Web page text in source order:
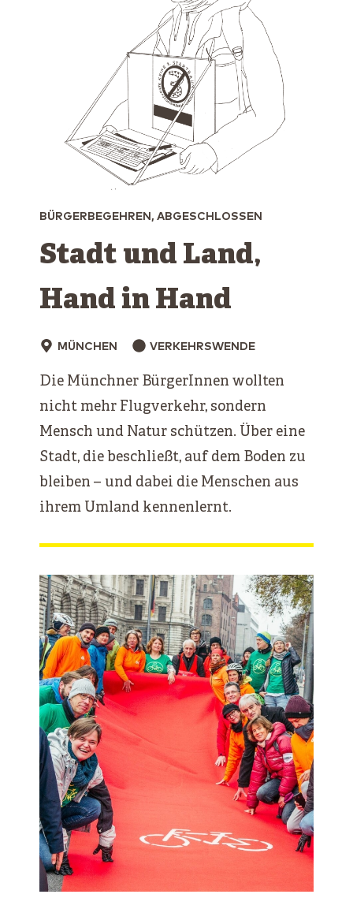
BÜRGERBEGEHREN, ABGESCHLOSSEN
Stadt und Land,
Hand in Hand
MÜNCHEN VERKEHRSWENDE
Die Münchner BürgerInnen wollten
nicht mehr Flugverkehr, sondern
Mensch und Natur schützen. Über eine
Stadt, die beschließt, auf dem Boden zu
bleiben – und dabei die Menschen aus
ihrem Umland kennenlernt.